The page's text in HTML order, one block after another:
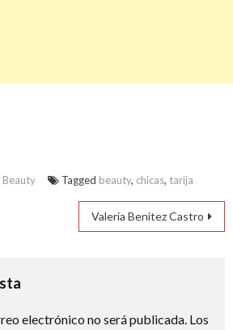
Beauty Tagged beauty, chicas, tarija
Valeria Benitez Castro
electrónico no será publicada. Los